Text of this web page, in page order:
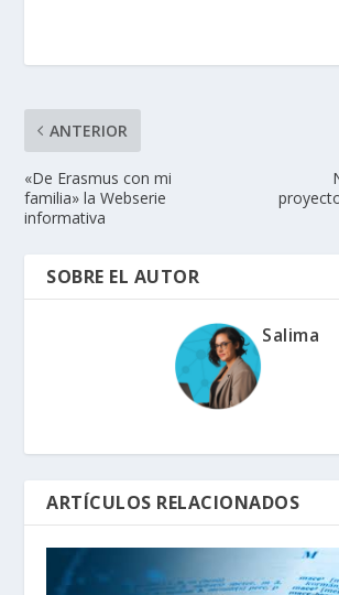
ANTERIOR
«De Erasmus con mi
familia» la Webserie
informativa
SOBRE EL AUTOR
Salima
ARTÍCULOS RELACIONADOS